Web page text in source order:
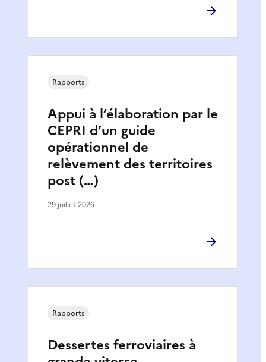
Appui à l’élaboration par le
CEPRI d’un guide
opérationnel de
relèvement des territoires
post (…)
Rapports
29 juillet 2026
Dessertes ferroviaires à
Rapports